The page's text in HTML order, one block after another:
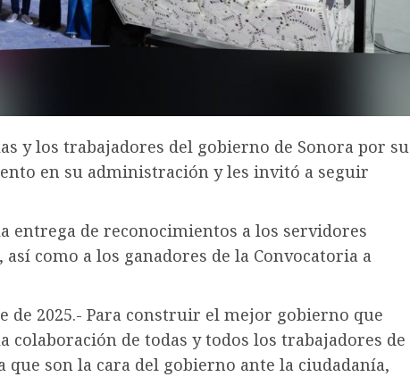
y los trabajadores del gobierno de Sonora por su
en su administración y les invitó a seguir
entrega de reconocimientos a los servidores
como a los ganadores de la Convocatoria a
de 2025.- Para construir el mejor gobierno que
colaboración de todas y todos los trabajadores de
son la cara del gobierno ante la ciudadanía,